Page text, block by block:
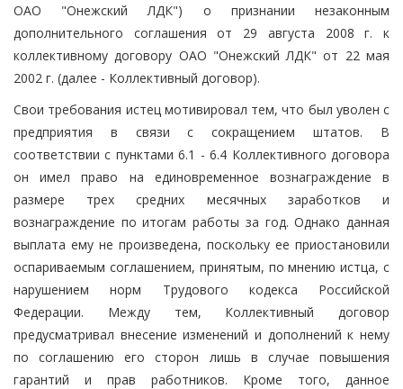
ОАО "Онежский ЛДК") о признании незаконным
дополнительного соглашения от 29 августа 2008 г. к
коллективному договору ОАО "Онежский ЛДК" от 22 мая
2002 г. (далее - Коллективный договор).
Свои требования истец мотивировал тем, что был уволен с
предприятия в связи с сокращением штатов. В
соответствии с пунктами 6.1 - 6.4 Коллективного договора
он имел право на единовременное вознаграждение в
размере трех средних месячных заработков и
вознаграждение по итогам работы за год. Однако данная
выплата ему не произведена, поскольку ее приостановили
оспариваемым соглашением, принятым, по мнению истца, с
нарушением норм Трудового кодекса Российской
Федерации. Между тем, Коллективный договор
предусматривал внесение изменений и дополнений к нему
по соглашению его сторон лишь в случае повышения
гарантий и прав работников. Кроме того, данное